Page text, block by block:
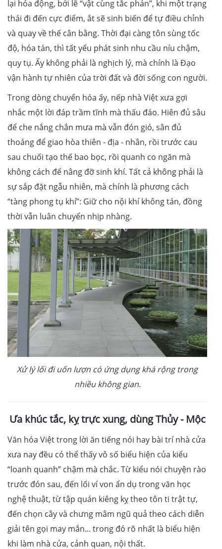
lại hóa động, bởi lẽ “vật cùng tắc phản”, khi một trạng
thái đi đến cực điểm, ắt sẽ sinh biến để tự điều chỉnh
và quay về thế cân bằng. Thời đại càng tôn sùng tốc
độ, hóa tán, thì tất yếu phát sinh nhu cầu níu chậm,
quy tụ. Ấy không phải là nghịch lý, mà chính là Đạo
vận hành tự nhiên của trời đất và đời sống con người.
Trong dòng chuyển hóa ấy, nếp nhà Việt xưa gợi
nhắc một lời đáp trầm tĩnh mà thấu đáo. Hiên đủ sâu
để che nắng chắn mưa mà vẫn đón gió, sân đủ
thoáng để giao hòa thiên - địa - nhân, rồi trước cau
sau chuối tạo thế bao bọc, rồi quanh co ngăn mà
không cách để nâng đỡ sinh khí. Tất cả không phải là
sự sắp đặt ngẫu nhiên, mà chính là phương cách
“tàng phong tụ khí”: Giữ cho nội khí không tán, đồng
thời vẫn luân chuyển nhịp nhàng.
Xử lý lối đi uốn lượn có ứng dụng khá rộng trong
nhiều không gian.
Ưa khúc tắc, kỵ trực xung, dùng Thủy - Mộc
Văn hóa Việt trong lời ăn tiếng nói hay bài trí nhà cửa
xưa nay đều có thể thấy vô số biểu hiện của kiểu
“loanh quanh” chậm mà chắc. Từ kiểu nói chuyện rào
trước đón sau, đến lối ví von ẩn dụ trong văn học
nghệ thuật, từ tập quán kiêng kỵ theo tôn ti trật tự,
đến chọn cây và chưng mâm ngũ quả theo cách diễn
giải tên gọi may mắn... trong đó rõ nhất là biểu hiện
khi làm nhà cửa, cảnh quan, nội thất.